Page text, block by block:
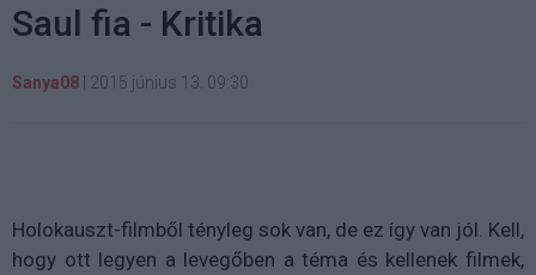
Saul fia - Kritika
Sanya08 2015 június 13. 09:30
Holokauszt-filmből tényleg sok van, de ez így van jól. Kell,
hogy ott legyen a levegőben a téma és kellenek filmek,